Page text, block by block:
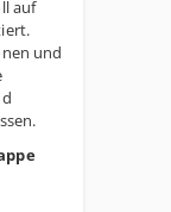
auf
und